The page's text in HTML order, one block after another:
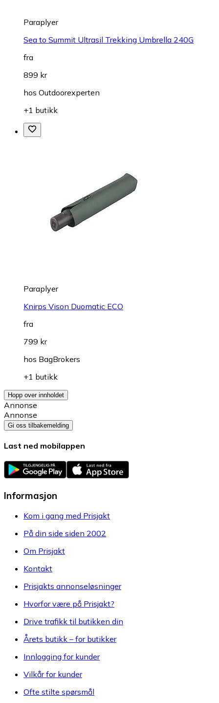
Paraplyer
Sea to Summit Ultrasil Trekking Umbrella 240G
fra
899 kr
hos Outdoorexperten
+1 butikk
Paraplyer
Knirps Vison Duomatic ECO
fra
799 kr
hos BagBrokers
+1 butikk
Hopp over innholdet
Annonse
Annonse
Gi oss tilbakemelding
Last ned mobilappen
Informasjon
Kom i gang med Prisjakt
På din side siden 2002
Om Prisjakt
Kontakt
Prisjakts annonseløsninger
Hvorfor være på Prisjakt?
Drive trafikk til butikken din
Årets butikk – for butikker
Innlogging for kunder
Vilkår for kunder
Ofte stilte spørsmål